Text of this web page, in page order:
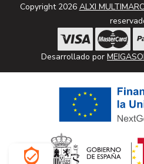
Copyright 2026 ALXI
Desarrollado por